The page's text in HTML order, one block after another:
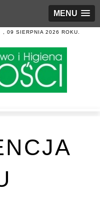
MENU
, 09 SIERPNIA 2026 ROKU.